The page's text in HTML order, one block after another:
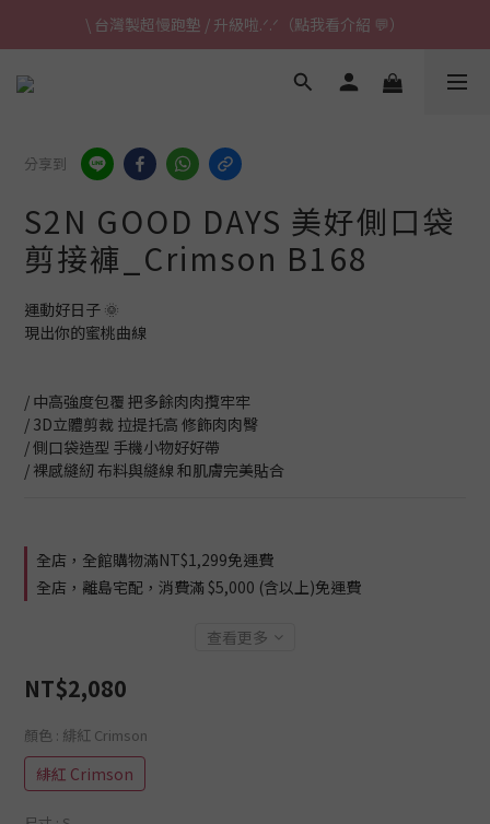
\ 台灣製超慢跑墊 / 升級啦.ᐟ.ᐟ（點我看介紹 💬）
\ 台灣製超慢跑墊 / 升級啦.ᐟ.ᐟ（點我看介紹 💬）
✈ 港澳免運｜滿HK$1,239免運 (指定商品)
分享到
S2N GOOD DAYS 美好側口袋
剪接褲_Crimson B168
運動好日子 🌞
現出你的蜜桃曲線
/ 中高強度包覆 把多餘肉肉攬牢牢
/ 3D立體剪裁 拉提托高 修飾肉肉臀
/ 側口袋造型 手機小物好好帶
/ 裸感縫紉 布料與縫線 和肌膚完美貼合
全店，全館購物滿NT$1,299免運費
全店，離島宅配，消費滿 $5,000 (含以上)免運費
查看更多
NT$2,080
顏色 : 緋紅 Crimson
緋紅 Crimson